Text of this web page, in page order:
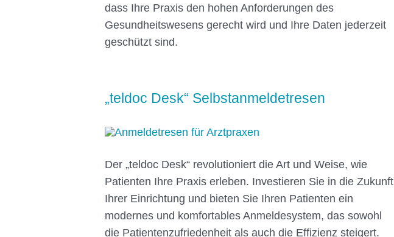
dass Ihre Praxis den hohen Anforderungen des
Gesundheitswesens gerecht wird und Ihre Daten jederzeit
geschützt sind.
„teldoc Desk“ Selbstanmeldetresen
Der „teldoc Desk“ revolutioniert die Art und Weise, wie
Patienten Ihre Praxis erleben. Investieren Sie in die Zukunft
Ihrer Einrichtung und bieten Sie Ihren Patienten ein
modernes und komfortables Anmeldesystem, das sowohl
die Patientenzufriedenheit als auch die Effizienz steigert.